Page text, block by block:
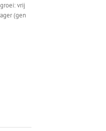
vrij
(gen